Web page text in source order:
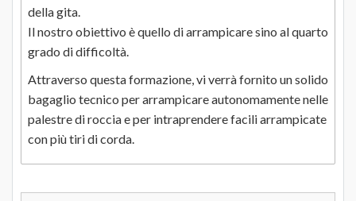
della gita.
Il nostro obiettivo è quello di arrampicare sino al quarto
grado di difficoltà.
Attraverso questa formazione, vi verrà fornito un solido
bagaglio tecnico per arrampicare autonomamente nelle
palestre di roccia e per intraprendere facili arrampicate
con più tiri di corda.